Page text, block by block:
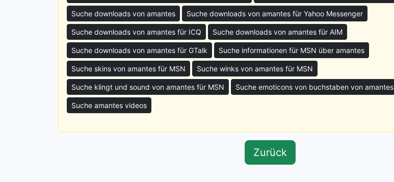
Suche downloads von amantes Suche downloads von amantes für Yahoo Messenger
Suche downloads von amantes für ICQ Suche downloads von amantes für AIM
Suche downloads von amantes für GTalk Suche informationen für MSN über amantes
Suche skins von amantes für MSN Suche winks von amantes für MSN
Suche klingt und sound von amantes für MSN Suche emoticons von buchstaben von amantes
Suche amantes videos
Zurück